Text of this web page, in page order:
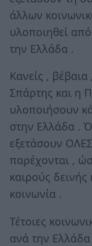
άλλων
υλοποιηθεί
την Ελλάδα .
Κανείς ,
Σπάρτης και η
υλοποιήσουν
στην Ελλάδα .
εξετάσουν
παρέχονται ,
καιρούς
κοινωνία .
Τέτοιες
ανά την Ελλάδα